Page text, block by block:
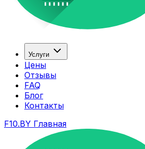
Услуги
Цены
Отзывы
FAQ
Блог
Контакты
F10.BY Главная